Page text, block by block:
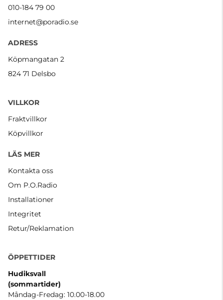
010-184 79 00
internet@poradio.se
ADRESS
Köpmangatan 2
824 71 Delsbo
VILLKOR
Fraktvillkor
Köpvillkor
LÄS MER
Kontakta oss
Om P.O.Radio
Installationer
Integritet
Retur/Reklamation
ÖPPETTIDER
Hudiksvall
(sommartider)
Måndag-Fredag: 10.00-18.00